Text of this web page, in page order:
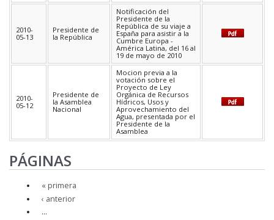
2010-
05-13
Presidente de
la República
Notificación del
Presidente de la
República de su viaje a
España para asistir a la
Cumbre Europa -
América Latina, del 16 al
19 de mayo de 2010
2010-
05-12
Presidente de
la Asamblea
Nacional
Mocion previa a la
votación sobre el
Proyecto de Ley
Orgánica de Recursos
Hídricos, Usos y
Aprovechamiento del
Agua, presentada por el
Presidente de la
Asamblea
PÁGINAS
« primera
‹ anterior
…